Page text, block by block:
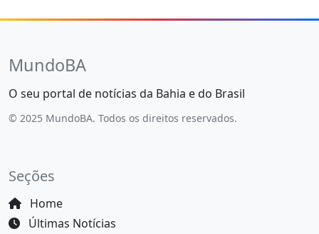
MundoBA
O seu portal de notícias da Bahia e do Brasil
© 2025 MundoBA. Todos os direitos reservados.
Seções
Home
Últimas Notícias